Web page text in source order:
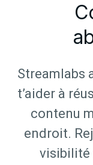
Streamlabs
t’aider à
contenu
endroit.
visibilité